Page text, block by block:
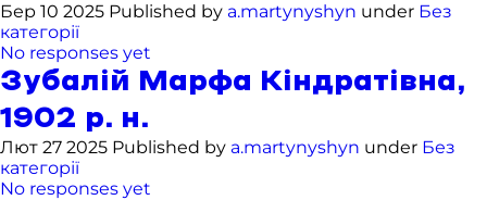
Бер 10 2025 Published by a.martynyshyn under Без
категорії
No responses yet
Зубалій Марфа Кіндратівна,
1902 р. н.
Лют 27 2025 Published by a.martynyshyn under Без
категорії
No responses yet